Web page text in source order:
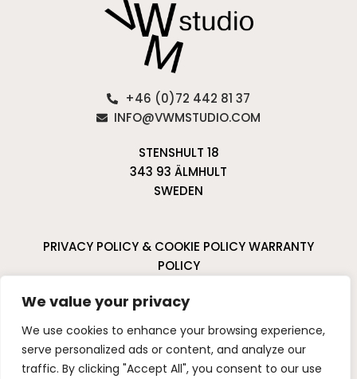
We value your privacy
We use cookies to enhance your browsing experience,
serve personalized ads or content, and analyze our
traffic. By clicking "Accept All", you consent to our use
+46 (0)72 442 81 37
INFO@VWMSTUDIO.COM
STENSHULT 18
343 93 ÄLMHULT
SWEDEN
PRIVACY POLICY & COOKIE POLICYWARRANTY
POLICY
I
n
s
P
i
n